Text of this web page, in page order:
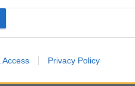
Access Privacy Policy
με καρδιακή
δυόμισι κλίνες ανά